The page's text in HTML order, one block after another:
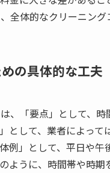
全体的なクリーニング
の具体的な工夫
、「要点」として、
として、業者によっ
例」として、平日や
ように、時間帯や時